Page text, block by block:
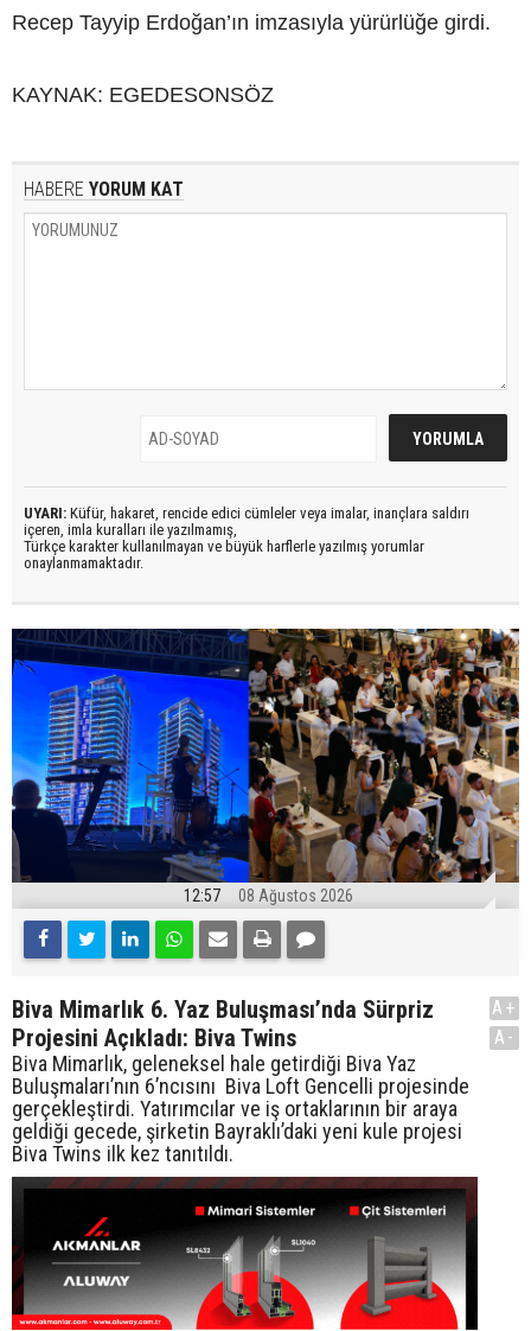
Recep Tayyip Erdoğan’ın imzasıyla yürürlüğe girdi.
KAYNAK: EGEDESONSÖZ
HABERE YORUM KAT
UYARI: Küfür, hakaret, rencide edici cümleler veya imalar, inançlara saldırı
içeren, imla kuralları ile yazılmamış,
Türkçe karakter kullanılmayan ve büyük harflerle yazılmış yorumlar
onaylanmamaktadır.
12:57 08 Ağustos 2026
Biva Mimarlık 6. Yaz Buluşması’nda Sürpriz
Projesini Açıkladı: Biva Twins
Biva Mimarlık, geleneksel hale getirdiği Biva Yaz
Buluşmaları’nın 6’ncısını Biva Loft Gencelli projesinde
gerçekleştirdi. Yatırımcılar ve iş ortaklarının bir araya
geldiği gecede, şirketin Bayraklı’daki yeni kule projesi
Biva Twins ilk kez tanıtıldı.
A+
A-